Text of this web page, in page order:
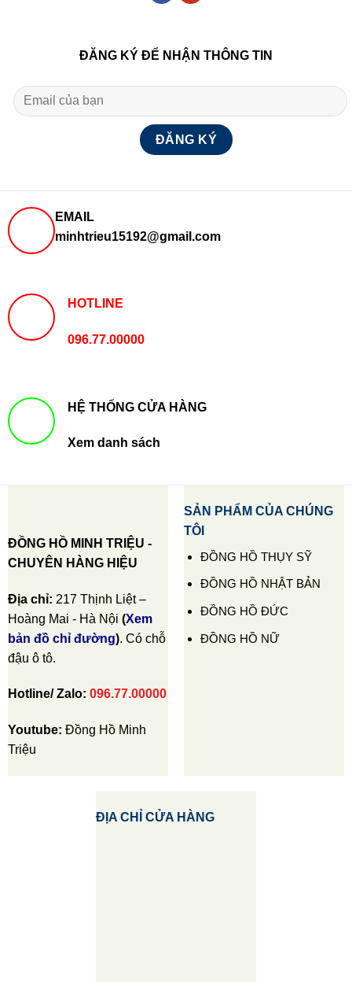
ĐĂNG KÝ ĐỂ NHẬN THÔNG TIN
EMAIL
minhtrieu15192@gmail.com
HOTLINE
096.77.00000
HỆ THỐNG CỬA HÀNG
Xem danh sách
ĐỒNG HỒ MINH TRIỆU -
CHUYÊN HÀNG HIỆU
Địa chỉ: 217 Thịnh Liệt –
Hoàng Mai - Hà Nội (Xem
bản đồ chỉ đường). Có chỗ
đậu ô tô.
Hotline/ Zalo: 096.77.00000
Youtube: Đồng Hồ Minh
Triệu
SẢN PHẨM CỦA CHÚNG
TÔI
ĐỒNG HỒ THỤY SỸ
ĐỒNG HỒ NHẬT BẢN
ĐỒNG HỒ ĐỨC
ĐỒNG HỒ NỮ
ĐỊA CHỈ CỬA HÀNG